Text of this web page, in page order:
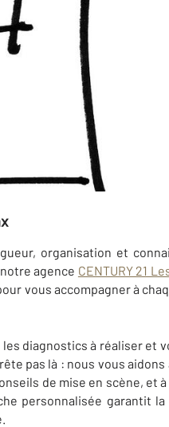
organisation et
agence CENTURY 21
vous accompagner à
diagnostics à réaliser et
pas là : nous vous
de mise en scène, et
personnalisée garantit